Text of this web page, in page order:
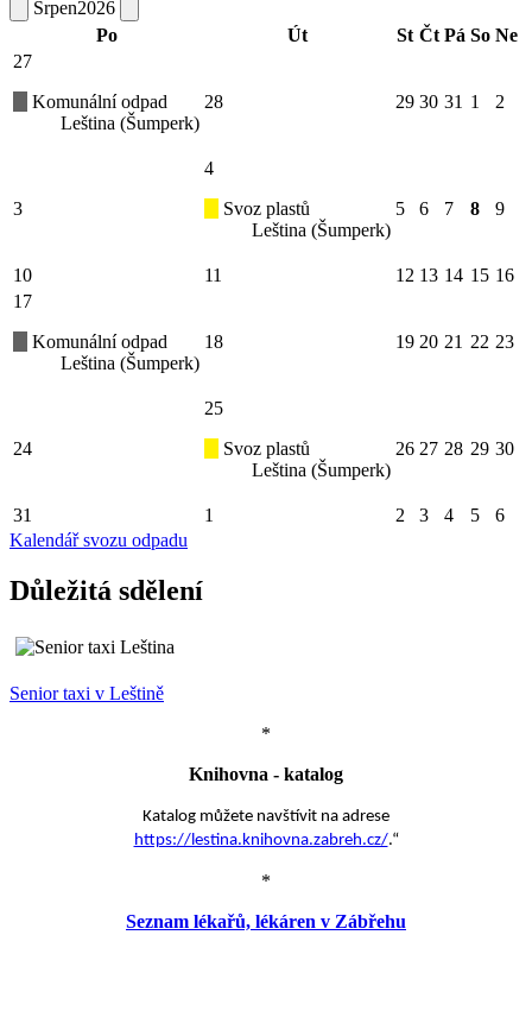
Srpen2026
Po
Út St Čt Pá So Ne
27
Komunální odpad
Leština (Šumperk)
28 29 30 31 1 2
3
4
Svoz plastů
Leština (Šumperk)
5 6 7 8 9
10 11 12 13 14 15 16
17
Komunální odpad
Leština (Šumperk)
18 19 20 21 22 23
24
25
Svoz plastů
Leština (Šumperk)
26 27 28 29 30
31 1 2 3 4 5
6
Kalendář svozu odpadu
Důležitá sdělení
Senior taxi v Leštině
*
Knihovna - katalog
Katalog můžete navštívit na adrese
https://lestina.knihovna.zabreh.cz/.“
*
Seznam lékařů, lékáren v Zábřehu